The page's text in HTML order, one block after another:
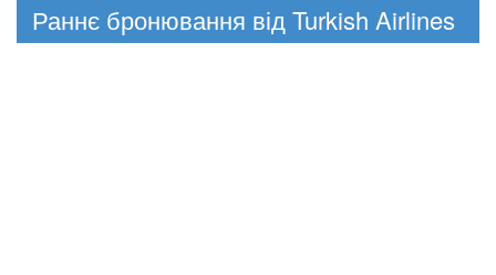
Раннє бронювання від Turkish Airlines